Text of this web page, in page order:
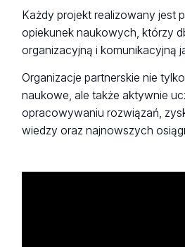
Każdy projekt realizowany jest
opiekunek naukowych, którzy
organizacyjną i komunikacyjną
Organizacje partnerskie nie
naukowe, ale także aktywnie
opracowywaniu rozwiązań,
wiedzy oraz najnowszych